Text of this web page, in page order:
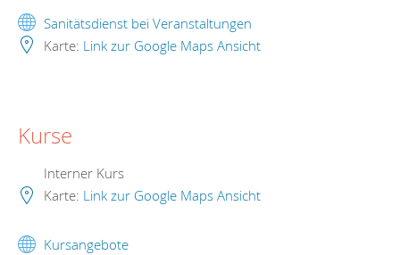
Sanitätsdienst bei Veranstaltungen
Karte: Link zur Google Maps Ansicht
Kurse
Interner Kurs
Karte: Link zur Google Maps Ansicht
Kursangebote